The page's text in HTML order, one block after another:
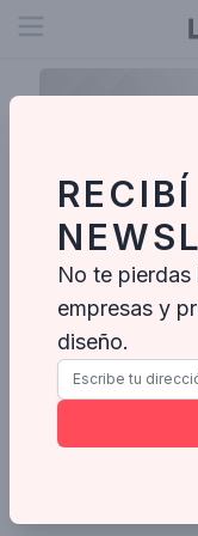
Open menu
No te
empresas y
diseño.